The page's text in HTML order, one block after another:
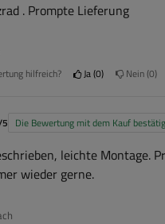
. Prompte Lieferung
hilfreich? Ja 0 Nein 0
Die Bewertung mit dem Kauf
leichte Montage.
wieder gerne.